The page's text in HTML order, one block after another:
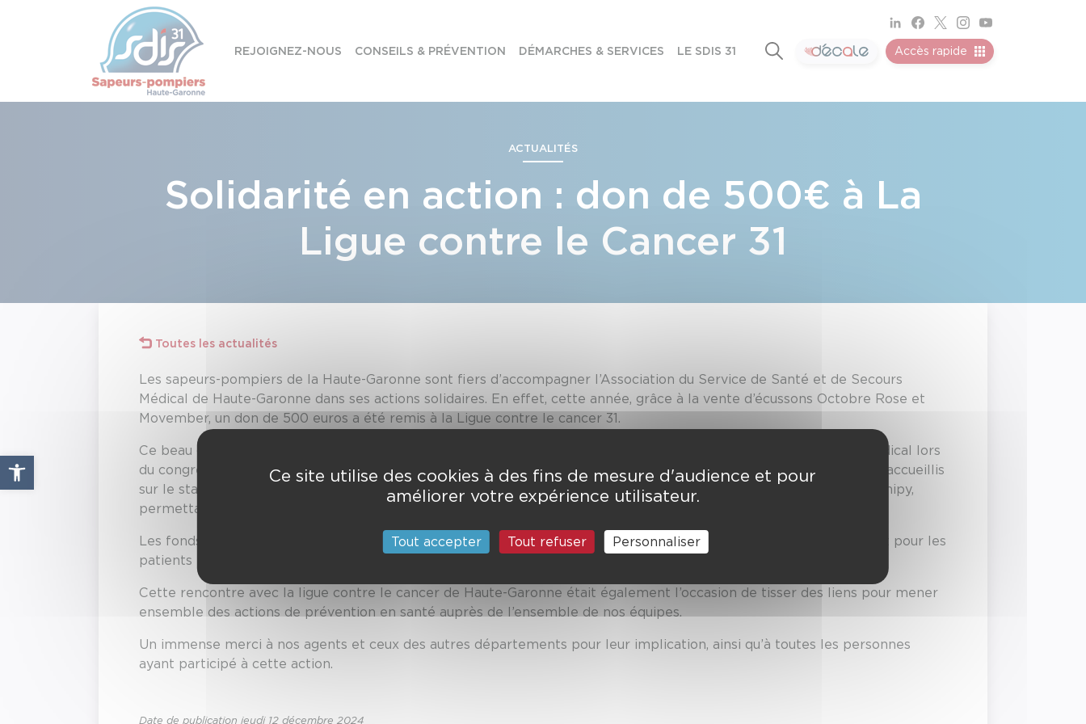
Ouvrir la barre d’outils
REJOIGNEZ-NOUS CONSEILS & PRÉVENTION DÉMARCHES & SERVICES LE SDIS 31 Accès rapide
ACTUALITÉS
Solidarité en action : don de 500€ à La
Ligue contre le Cancer 31
Toutes les actualités
Les sapeurs-pompiers de la Haute-Garonne sont fiers d’accompagner l’Association du Service de Santé et de Secours
Médical de Haute-Garonne dans ses actions solidaires. En effet, cette année, grâce à la vente d’écussons Octobre Rose et
Movember, un don de 500 euros a été remis à la Ligue contre le cancer 31.
Ce beau geste a été rendu possible grâce à l’engagement de nos personnels du service de santé et de secours médical lors
du congrès national des sapeurs-pompiers de France – Toulouse 2023. Ces derniers ont alors été chaleureusement accueillis
sur le stand des infirmiers de sapeurs-pompiers, avec le précieux soutien de l’établissement, de l’UDSP 31 et du comipy,
permettant ainsi de concrétiser cette initiative exemplaire.
Les fonds récoltés permettront de soutenir la recherche de nouveaux traitements, de financer des soins de confort pour les
patients et leurs familles, et de renforcer l’accueil et l’hébergement des proches.
Cette rencontre avec la ligue contre le cancer de Haute-Garonne était également l’occasion de tisser des liens pour mener
ensemble des actions de prévention en santé auprès de l’ensemble de nos équipes.
Un immense merci à nos agents et ceux des autres départements pour leur implication, ainsi qu’à toutes les personnes
ayant participé à cette action.
Date de publication jeudi 12 décembre 2024
Panneau de gestion des cookies
Ce site utilise des cookies à des fins de mesure d'audience et pour
améliorer votre expérience utilisateur.
Tout accepter Tout refuser Personnaliser